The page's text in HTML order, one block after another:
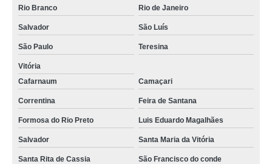
Rio Branco Rio de Janeiro
Salvador São Luís
São Paulo Teresina
Vitória
Cafarnaum
Camaçari
Correntina Feira de Santana
Formosa do Rio Preto Luis Eduardo Magalhães
Salvador Santa Maria da Vitória
Santa Rita de Cassia São Francisco do conde